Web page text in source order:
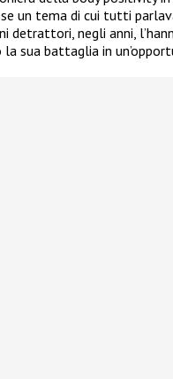
un tema di cui tutti
detrattori, negli anni,
sua battaglia in